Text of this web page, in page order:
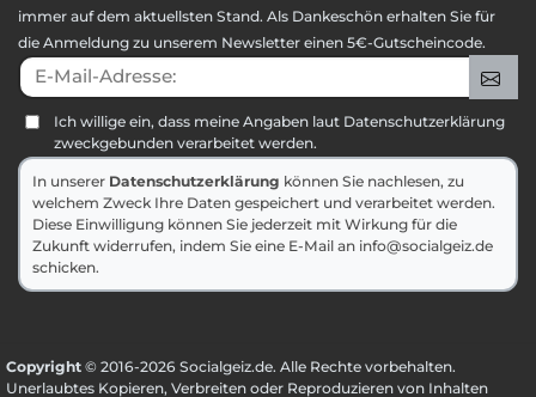
immer auf dem aktuellsten Stand. Als Dankeschön erhalten Sie für
die Anmeldung zu unserem Newsletter einen 5€-Gutscheincode.
E-Mail-Adresse:
Ich willige ein, dass meine Angaben laut Datenschutzerklärung
zweckgebunden verarbeitet werden.
In unserer Datenschutzerklärung können Sie nachlesen, zu
welchem Zweck Ihre Daten gespeichert und verarbeitet werden.
Diese Einwilligung können Sie jederzeit mit Wirkung für die
Zukunft widerrufen, indem Sie eine E-Mail an info@socialgeiz.de
schicken.
Copyright © 2016-2026 Socialgeiz.de. Alle Rechte vorbehalten.
Unerlaubtes Kopieren, Verbreiten oder Reproduzieren von Inhalten